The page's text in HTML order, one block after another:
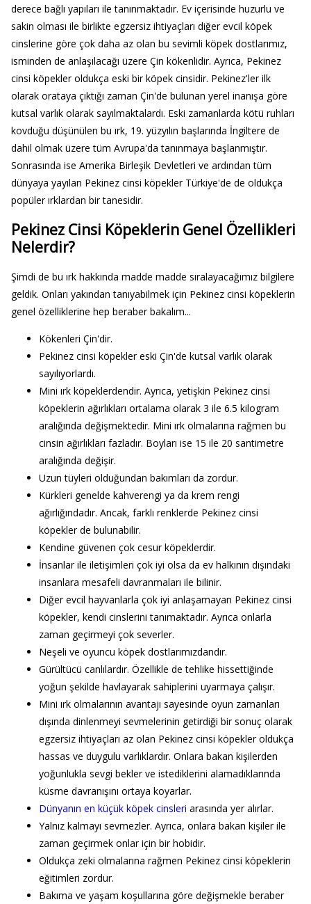
derece bağlı yapıları ile tanınmaktadır. Ev içerisinde huzurlu ve
sakin olması ile birlikte egzersiz ihtiyaçları diğer evcil köpek
cinslerine göre çok daha az olan bu sevimli köpek dostlarımız,
isminden de anlaşılacağı üzere Çin kökenlidir. Ayrıca, Pekinez
cinsi köpekler oldukça eski bir köpek cinsidir. Pekinez'ler ilk
olarak orataya çıktığı zaman Çin'de bulunan yerel inanışa göre
kutsal varlık olarak sayılmaktalardı. Eski zamanlarda kötü ruhları
kovduğu düşünülen bu ırk, 19. yüzyılın başlarında İngiltere de
dahil olmak üzere tüm Avrupa'da tanınmaya başlanmıştır.
Sonrasında ise Amerika Birleşik Devletleri ve ardından tüm
dünyaya yayılan Pekinez cinsi köpekler Türkiye'de de oldukça
popüler ırklardan bir tanesidir.
Pekinez Cinsi Köpeklerin Genel Özellikleri
Nelerdir?
Şimdi de bu ırk hakkında madde madde sıralayacağımız bilgilere
geldik. Onları yakından tanıyabilmek için Pekinez cinsi köpeklerin
genel özelliklerine hep beraber bakalım...
Kökenleri Çin'dir.
Pekinez cinsi köpekler eski Çin'de kutsal varlık olarak
sayılıyorlardı.
Mini ırk köpeklerdendir. Ayrıca, yetişkin Pekinez cinsi
köpeklerin ağırlıkları ortalama olarak 3 ile 6.5 kilogram
aralığında değişmektedir. Mini ırk olmalarına rağmen bu
cinsin ağırlıkları fazladır. Boyları ise 15 ile 20 santimetre
aralığında değişir.
Uzun tüyleri olduğundan bakımları da zordur.
Kürkleri genelde kahverengi ya da krem rengi
ağırlığındadır. Ancak, farklı renklerde Pekinez cinsi
köpekler de bulunabilir.
Kendine güvenen çok cesur köpeklerdir.
İnsanlar ile iletişimleri çok iyi olsa da ev halkının dışındaki
insanlara mesafeli davranmaları ile bilinir.
Diğer evcil hayvanlarla çok iyi anlaşamayan Pekinez cinsi
köpekler, kendi cinslerini tanımaktadır. Ayrıca onlarla
zaman geçirmeyi çok severler.
Neşeli ve oyuncu köpek dostlarımızdandır.
Gürültücü canlılardır. Özellikle de tehlike hissettiğinde
yoğun şekilde havlayarak sahiplerini uyarmaya çalışır.
Mini ırk olmalarının avantajı sayesinde oyun zamanları
dışında dinlenmeyi sevmelerinin getirdiği bir sonuç olarak
egzersiz ihtiyaçları az olan Pekinez cinsi köpekler oldukça
hassas ve duygulu varlıklardır. Onlara bakan kişilerden
yoğunlukla sevgi bekler ve istediklerini alamadıklarında
küsme davranışını ortaya koyarlar.
Dünyanın en küçük köpek cinsleri arasında yer alırlar.
Yalnız kalmayı sevmezler. Ayrıca, onlara bakan kişiler ile
zaman geçirmek onlar için bir hobidir.
Oldukça zeki olmalarına rağmen Pekinez cinsi köpeklerin
eğitimleri zordur.
Bakıma ve yaşam koşullarına göre değişmekle beraber